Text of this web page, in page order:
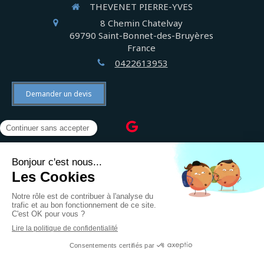
THEVENET PIERRE-YVES
8 Chemin Chatelvay
69790 Saint-Bonnet-des-Bruyères
France
0422613953
Demander un devis
©2022 THEVENET PIERRE-YVES - Électricien
Mentions légales